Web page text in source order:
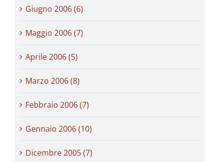
Giugno 2006 (6)
Maggio 2006 (7)
Aprile 2006 (5)
Marzo 2006 (8)
Febbraio 2006 (7)
Gennaio 2006 (10)
Dicembre 2005 (7)